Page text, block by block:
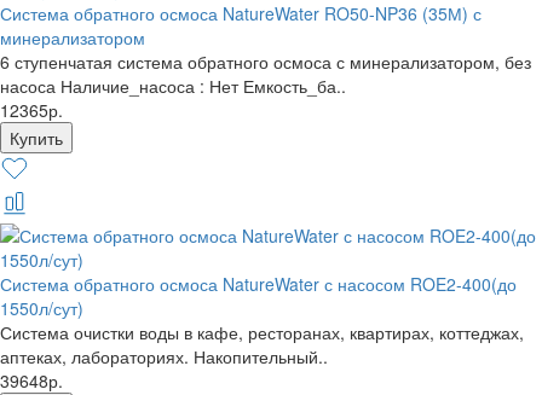
Система обратного осмоса NatureWater RO50-NP36 (35М) с
минерализатором
6 ступенчатая система обратного осмоса с минерализатором, без
насоса Наличие_насоса : Нет Емкость_ба..
12365р.
Система обратного осмоса NatureWater с насосом ROE2-400(до
1550л/сут)
Система очистки воды в кафе, ресторанах, квартирах, коттеджах,
аптеках, лабораториях. Накопительный..
39648р.